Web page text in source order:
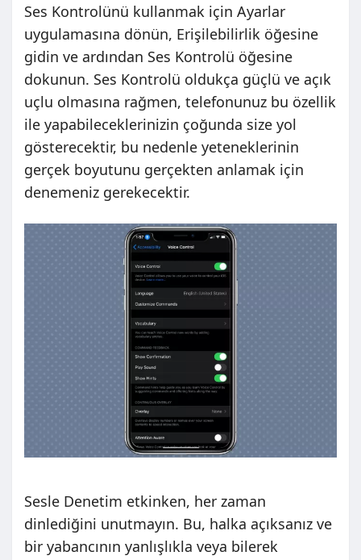
Ses Kontrolünü kullanmak için Ayarlar
uygulamasına dönün, Erişilebilirlik öğesine
gidin ve ardından Ses Kontrolü öğesine
dokunun. Ses Kontrolü oldukça güçlü ve açık
uçlu olmasına rağmen, telefonunuz bu özellik
ile yapabileceklerinizin çoğunda size yol
gösterecektir, bu nedenle yeteneklerinin
gerçek boyutunu gerçekten anlamak için
denemeniz gerekecektir.
Sesle Denetim etkinken, her zaman
dinlediğini unutmayın. Bu, halka açıksanız ve
bir yabancının yanlışlıkla veya bilerek